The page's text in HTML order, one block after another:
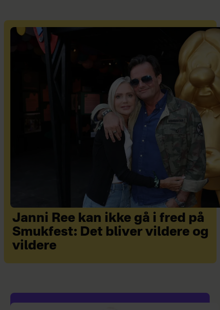
Janni Ree kan ikke gå i fred på
Smukfest: Det bliver vildere og
vildere